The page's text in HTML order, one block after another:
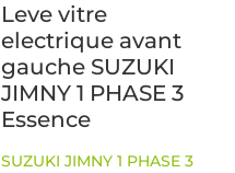
Leve vitre
electrique avant
gauche SUZUKI
JIMNY 1 PHASE 3
Essence
SUZUKI JIMNY 1 PHASE 3